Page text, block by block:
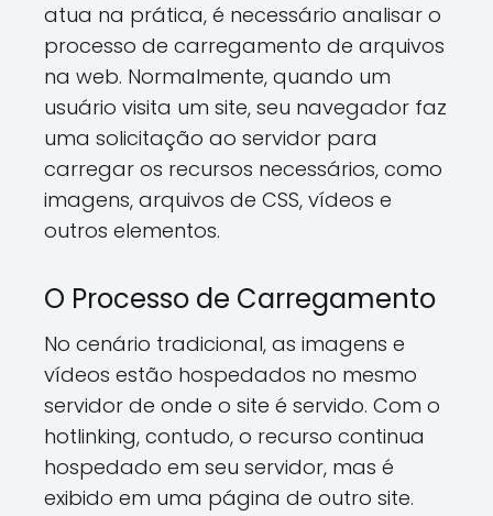
atua na prática, é necessário analisar o
processo de carregamento de arquivos
na web. Normalmente, quando um
usuário visita um site, seu navegador faz
uma solicitação ao servidor para
carregar os recursos necessários, como
imagens, arquivos de CSS, vídeos e
outros elementos.
O Processo de Carregamento
No cenário tradicional, as imagens e
vídeos estão hospedados no mesmo
servidor de onde o site é servido. Com o
hotlinking, contudo, o recurso continua
hospedado em seu servidor, mas é
exibido em uma página de outro site.